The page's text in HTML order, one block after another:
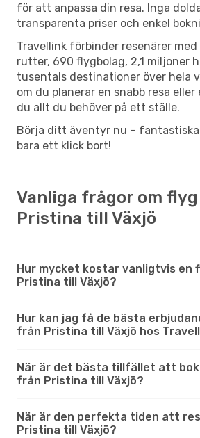
för att anpassa din resa. Inga
transparenta priser och enkel
Travellink förbinder resenärer med
rutter, 690 flygbolag, 2,1 miljoner
tusentals destinationer över hela
om du planerar en snabb resa
du allt du behöver på ett ställe.
Börja ditt äventyr nu –
bara ett klick bort!
Vanliga frågor om
Pristina till Växjö
Hur mycket kostar vanligtvis en
Pristina till Växjö?
Hur kan jag få de bästa
från Pristina till Växjö hos
När är det bästa tillfället att
från Pristina till Växjö?
När är den perfekta tiden att
Pristina till Växjö?